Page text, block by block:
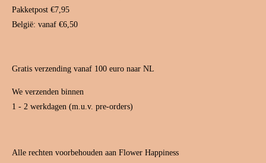
Pakketpost €7,95
België: vanaf €6,50
Gratis verzending vanaf 100 euro naar NL
We verzenden binnen
1 - 2 werkdagen (m.u.v. pre-orders)
Alle rechten voorbehouden aan Flower Happiness